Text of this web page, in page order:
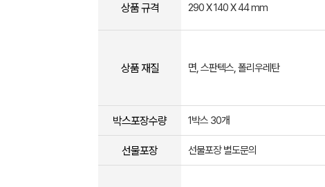
상품 규격 290 X 140 X 44 mm
상품 재질 면, 스판텍스, 폴리우레탄
박스포장수량 1박스 30개
선물포장 선물포장 별도문의